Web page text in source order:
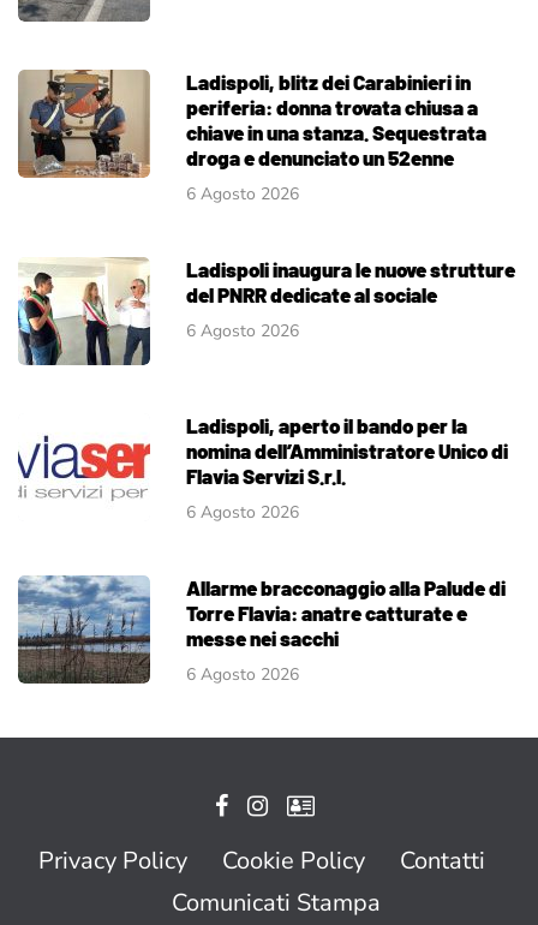
Ladispoli, blitz dei Carabinieri in
periferia: donna trovata chiusa a
chiave in una stanza. Sequestrata
droga e denunciato un 52enne
6 Agosto 2026
Ladispoli inaugura le nuove strutture
del PNRR dedicate al sociale
6 Agosto 2026
Ladispoli, aperto il bando per la
nomina dell’Amministratore Unico di
Flavia Servizi S.r.l.
6 Agosto 2026
Allarme bracconaggio alla Palude di
Torre Flavia: anatre catturate e
messe nei sacchi
6 Agosto 2026
Privacy Policy Cookie Policy
Contatti
Comunicati Stampa